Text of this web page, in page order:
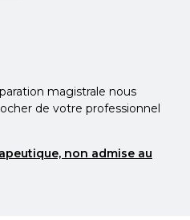
magistrale nous
de votre professionnel
non admise au